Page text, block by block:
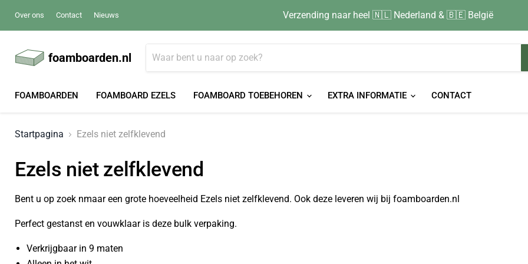
Over ons Contact Nieuws Verzending naar heel 🇳🇱 Nederland & 🇧🇪 België
foamboarden.nl
FOAMBOARDEN FOAMBOARD EZELS FOAMBOARD TOEBEHOREN EXTRA INFORMATIE CONTACT
Startpagina Ezels niet zelfklevend
Ezels niet zelfklevend
Bent u op zoek nmaar een grote hoeveelheid Ezels niet zelfklevend. Ook deze leveren wij bij foamboarden.nl
Perfect gestanst en vouwklaar is deze bulk verpaking.
Verkrijgbaar in 9 maten